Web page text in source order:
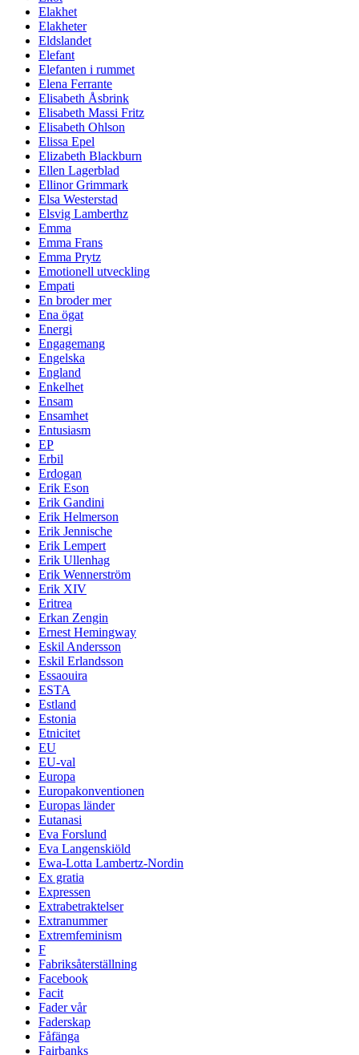
Elakhet
Elakheter
Eldslandet
Elefant
Elefanten i rummet
Elena Ferrante
Elisabeth Åsbrink
Elisabeth Massi Fritz
Elisabeth Ohlson
Elissa Epel
Elizabeth Blackburn
Ellen Lagerblad
Ellinor Grimmark
Elsa Westerstad
Elsvig Lamberthz
Emma
Emma Frans
Emma Prytz
Emotionell utveckling
Empati
En broder mer
Ena ögat
Energi
Engagemang
Engelska
England
Enkelhet
Ensam
Ensamhet
Entusiasm
EP
Erbil
Erdogan
Erik Eson
Erik Gandini
Erik Helmerson
Erik Jennische
Erik Lempert
Erik Ullenhag
Erik Wennerström
Erik XIV
Eritrea
Erkan Zengin
Ernest Hemingway
Eskil Andersson
Eskil Erlandsson
Essaouira
ESTA
Estland
Estonia
Etnicitet
EU
EU-val
Europa
Europakonventionen
Europas länder
Eutanasi
Eva Forslund
Eva Langenskiöld
Ewa-Lotta Lambertz-Nordin
Ex gratia
Expressen
Extrabetraktelser
Extranummer
Extremfeminism
F
Fabriksåterställning
Facebook
Facit
Fader vår
Faderskap
Fåfänga
Fairbanks